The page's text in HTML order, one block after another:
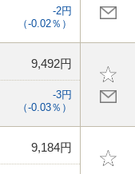
-2円
（-0.02％）
9,492円
-3円
（-0.03％）
9,184円